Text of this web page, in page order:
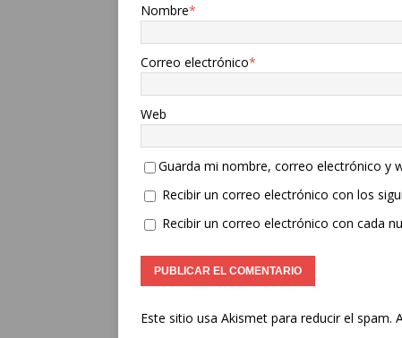
Nombre*
Correo electrónico*
Web
Guarda mi nombre, correo electrónico y
Recibir un correo electrónico con los
Recibir un correo electrónico con cada
Este sitio usa Akismet para reducir el spam.